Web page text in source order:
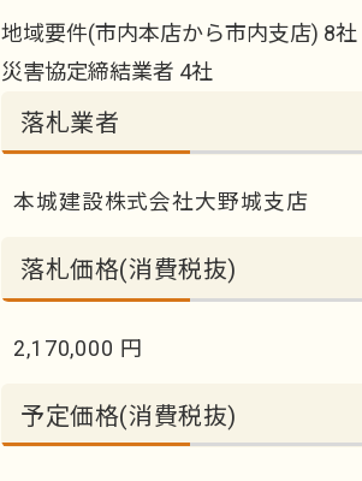
地域要件(市内本店から市内支店) 8社
災害協定締結業者 4社
落札業者
本城建設株式会社大野城支店
落札価格(消費税抜)
2,170,000 円
予定価格(消費税抜)